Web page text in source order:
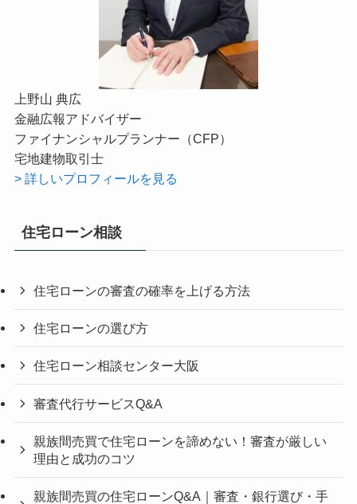
上野山 典広
金融広報アドバイザー
ファイナンシャルプランナー（CFP）
宅地建物取引士
> 詳しいプロフィールを見る
住宅ローン相談
住宅ローンの審査の確率を上げる方法
住宅ローンの選び方
住宅ローン相談センター大阪
審査代行サービスQ&A
親族間売買で住宅ローンを諦めない！審査が厳しい
理由と成功のコツ
親族間売買の住宅ローンQ&A｜審査・銀行選び・手